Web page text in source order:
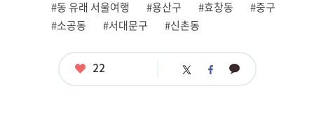
태
그
#동 유래 서울여행
#용산구 #효창동
#중구
#소공동
#서대문구 #신촌동
좋
22 트 페 카